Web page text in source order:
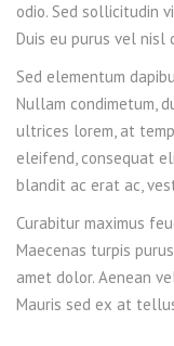
odio. Sed sollicitudin
Duis eu purus vel nisl
Sed elementum
Nullam condimetum,
ultrices lorem, at
eleifend, consequat
blandit ac erat ac,
Curabitur maximus
Maecenas turpis
amet dolor. Aenean
Mauris sed ex at